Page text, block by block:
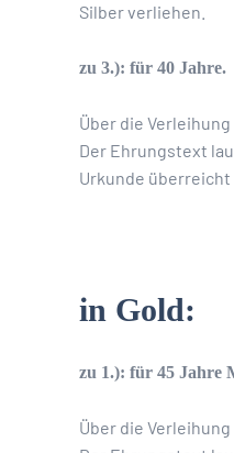
Silber verliehen.
zu 3.): für 40 Jahre.
Über die
Der Ehrungstext
Urkunde überreicht
in Gold:
zu 1.): für 45 Jahre
Über die